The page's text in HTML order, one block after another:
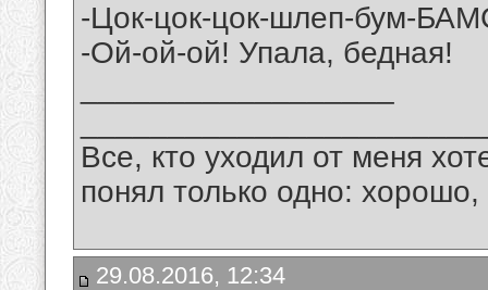
-Цок-цок-цок-шлеп-бум-
-Ой-ой-ой! Упала, бедная!
Все, кто уходил от меня
понял только одно:
29.08.2016, 12:34